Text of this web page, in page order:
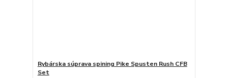
Rybárska súprava spining Pike Spusten Rush CFB
Set